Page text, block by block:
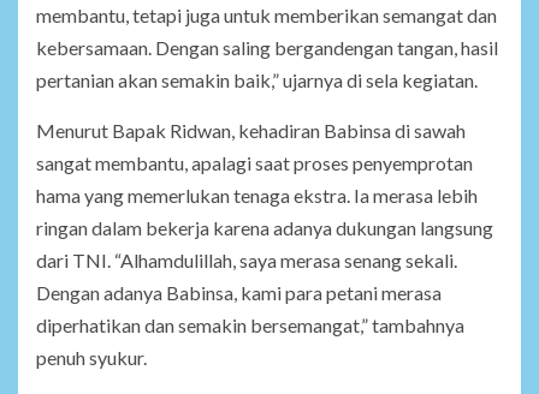
membantu, tetapi juga untuk memberikan semangat dan
kebersamaan. Dengan saling bergandengan tangan, hasil
pertanian akan semakin baik,” ujarnya di sela kegiatan.
Menurut Bapak Ridwan, kehadiran Babinsa di sawah
sangat membantu, apalagi saat proses penyemprotan
hama yang memerlukan tenaga ekstra. Ia merasa lebih
ringan dalam bekerja karena adanya dukungan langsung
dari TNI. “Alhamdulillah, saya merasa senang sekali.
Dengan adanya Babinsa, kami para petani merasa
diperhatikan dan semakin bersemangat,” tambahnya
penuh syukur.